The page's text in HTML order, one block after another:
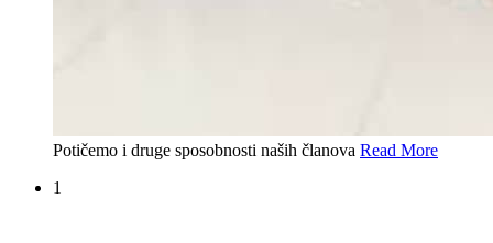
Potičemo i druge sposobnosti naših članova Read More
1